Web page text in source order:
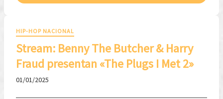
HIP-HOP NACIONAL
Stream: Benny The Butcher & Harry
Fraud presentan «The Plugs I Met 2»
01/01/2025